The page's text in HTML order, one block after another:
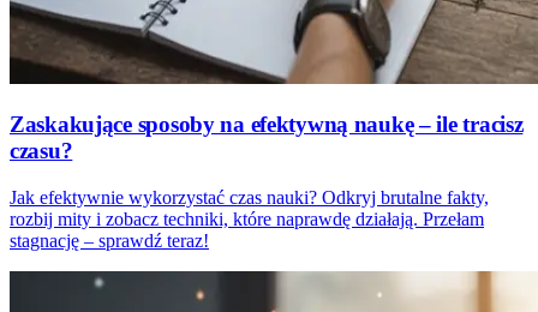
Zaskakujące sposoby na efektywną naukę – ile tracisz
czasu?
Jak efektywnie wykorzystać czas nauki? Odkryj brutalne fakty,
rozbij mity i zobacz techniki, które naprawdę działają. Przełam
stagnację – sprawdź teraz!